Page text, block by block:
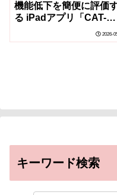
機能低下を簡便に評価
る iPadアプリ「CAT-
Hokkaido」を開発・公
～紙と鉛筆による従来
2026-
キーワード検索